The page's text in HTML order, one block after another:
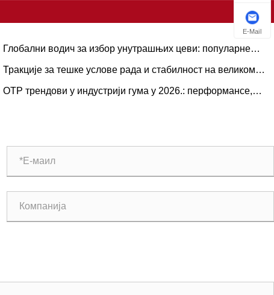
Глобални водич за избор унутрашњих цеви: популарне
величине и примене засноване на сценаријима за природну
Тракције за тешке услове рада и стабилност на великом
пролазу: Трендови потражње за гуменим гумама за камионе
ОТР трендови у индустрији гума у ​​2026.: перформансе,
E-Mail